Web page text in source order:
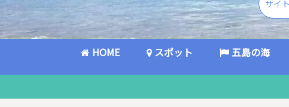
HOME スポット 五島の海